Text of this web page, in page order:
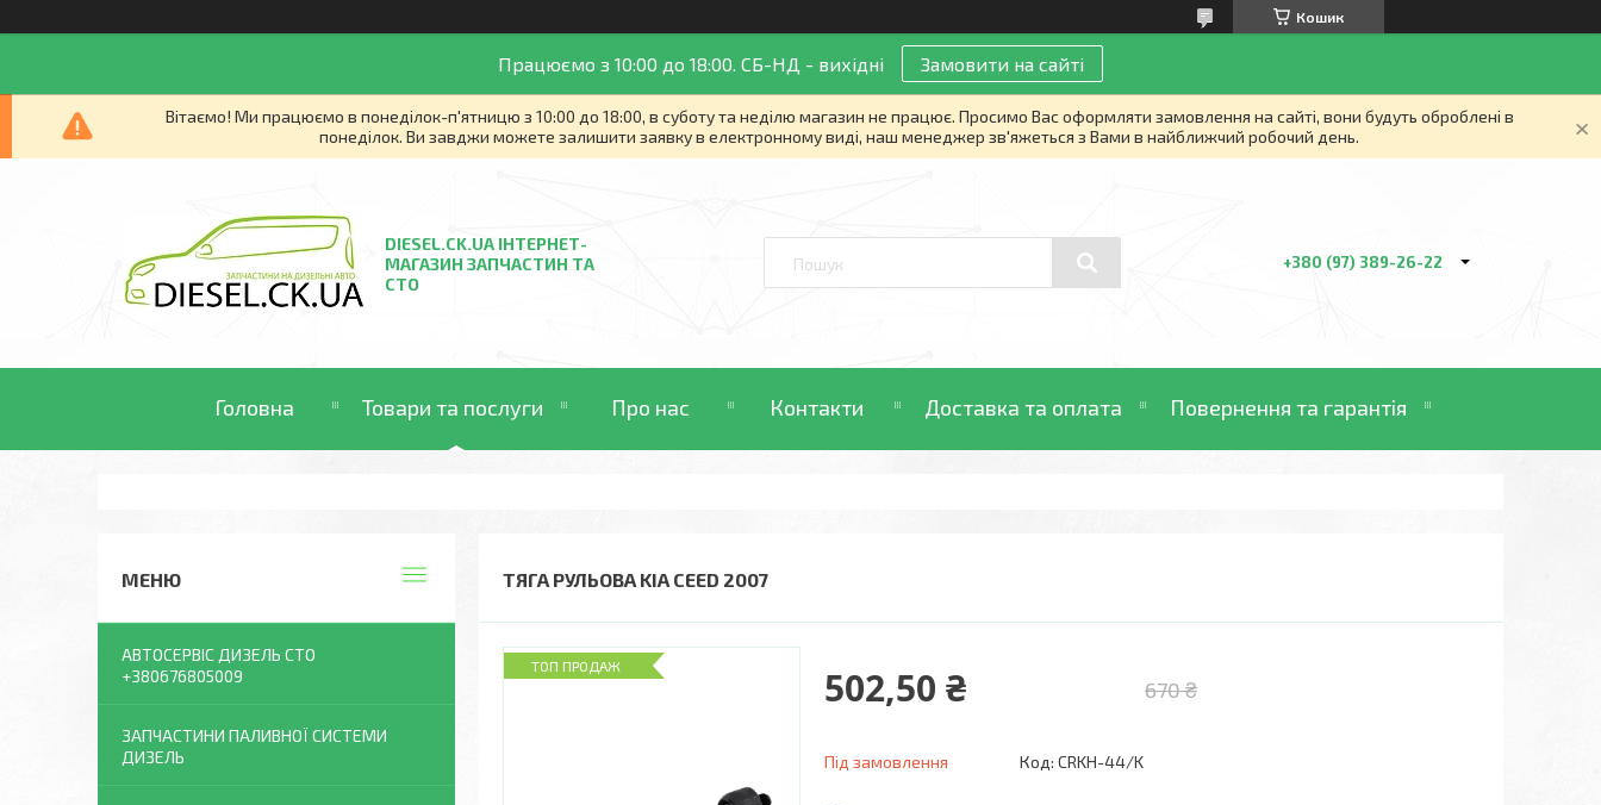
Кошик
Працюємо з 10:00 до 18:00. СБ-НД - вихідні Замовити на сайті
Вітаємо! Ми працюємо в понеділок-п'ятницю з 10:00 до 18:00, в суботу та неділю магазин не працює. Просимо Вас оформляти замовлення на сайті, вони будуть оброблені в
понеділок. Ви завджи можете залишити заявку в електронному виді, наш менеджер зв'яжеться з Вами в найближчий робочий день.
DIESEL.CK.UA ІНТЕРНЕТ-
МАГАЗИН ЗАПЧАСТИН ТА
СТО
+380 (97) 389-26-22
Головна Товари та послуги Про нас Контакти Доставка та оплата Повернення та гарантія
ТЯГА РУЛЬОВА KIA CEED 2007
ТОП ПРОДАЖ
670 ₴
502,50 ₴
Під замовлення Код: CRKH-44/K
АВТОСЕРВІС ДИЗЕЛЬ СТО
+380676805009
ЗАПЧАСТИНИ ПАЛИВНОЇ СИСТЕМИ
ДИЗЕЛЬ